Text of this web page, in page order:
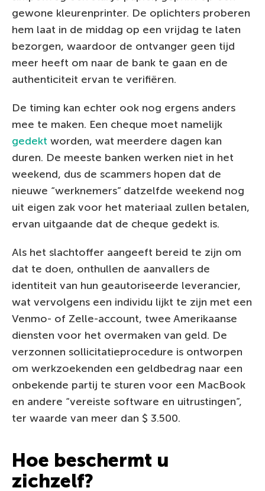
gewone kleurenprinter. De oplichters proberen
hem laat in de middag op een vrijdag te laten
bezorgen, waardoor de ontvanger geen tijd
meer heeft om naar de bank te gaan en de
authenticiteit ervan te verifiëren.
De timing kan echter ook nog ergens anders
mee te maken. Een cheque moet namelijk
gedekt worden, wat meerdere dagen kan
duren. De meeste banken werken niet in het
weekend, dus de scammers hopen dat de
nieuwe “werknemers” datzelfde weekend nog
uit eigen zak voor het materiaal zullen betalen,
ervan uitgaande dat de cheque gedekt is.
Als het slachtoffer aangeeft bereid te zijn om
dat te doen, onthullen de aanvallers de
identiteit van hun geautoriseerde leverancier,
wat vervolgens een individu lijkt te zijn met een
Venmo- of Zelle-account, twee Amerikaanse
diensten voor het overmaken van geld. De
verzonnen sollicitatieprocedure is ontworpen
om werkzoekenden een geldbedrag naar een
onbekende partij te sturen voor een MacBook
en andere “vereiste software en uitrustingen”,
ter waarde van meer dan $ 3.500.
Hoe beschermt u
zichzelf?